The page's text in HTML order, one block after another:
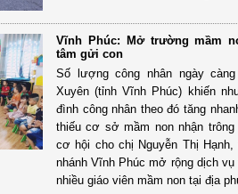
Vĩnh Phúc: Mở trường mầm
tâm gửi con
Số lượng công nhân ngày
Xuyên (tỉnh Vĩnh Phúc) khiến
đình công nhân theo đó tăng
thiếu cơ sở mầm non nhận
cơ hội cho chị Nguyễn Thị
nhánh Vĩnh Phúc mở rộng dịch
nhiều giáo viên mầm non tại địa